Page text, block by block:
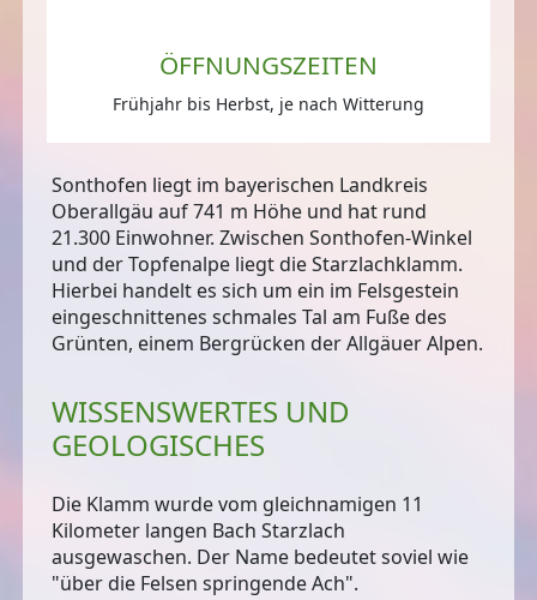
ÖFFNUNGSZEITEN
Frühjahr bis Herbst, je nach Witterung
Sonthofen liegt im bayerischen Landkreis
Oberallgäu auf 741 m Höhe und hat rund
21.300 Einwohner. Zwischen Sonthofen-Winkel
und der Topfenalpe liegt die Starzlachklamm.
Hierbei handelt es sich um ein im Felsgestein
eingeschnittenes schmales Tal am Fuße des
Grünten, einem Bergrücken der Allgäuer Alpen.
WISSENSWERTES UND
GEOLOGISCHES
Die Klamm wurde vom gleichnamigen 11
Kilometer langen Bach Starzlach
ausgewaschen. Der Name bedeutet soviel wie
"über die Felsen springende Ach".